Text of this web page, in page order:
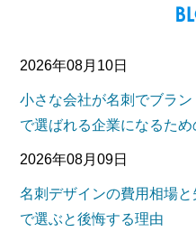
2026年08月10日
小さな会社が名刺でブラ
で選ばれる企業になるた
2026年08月09日
名刺デザインの費用相場
で選ぶと後悔する理由